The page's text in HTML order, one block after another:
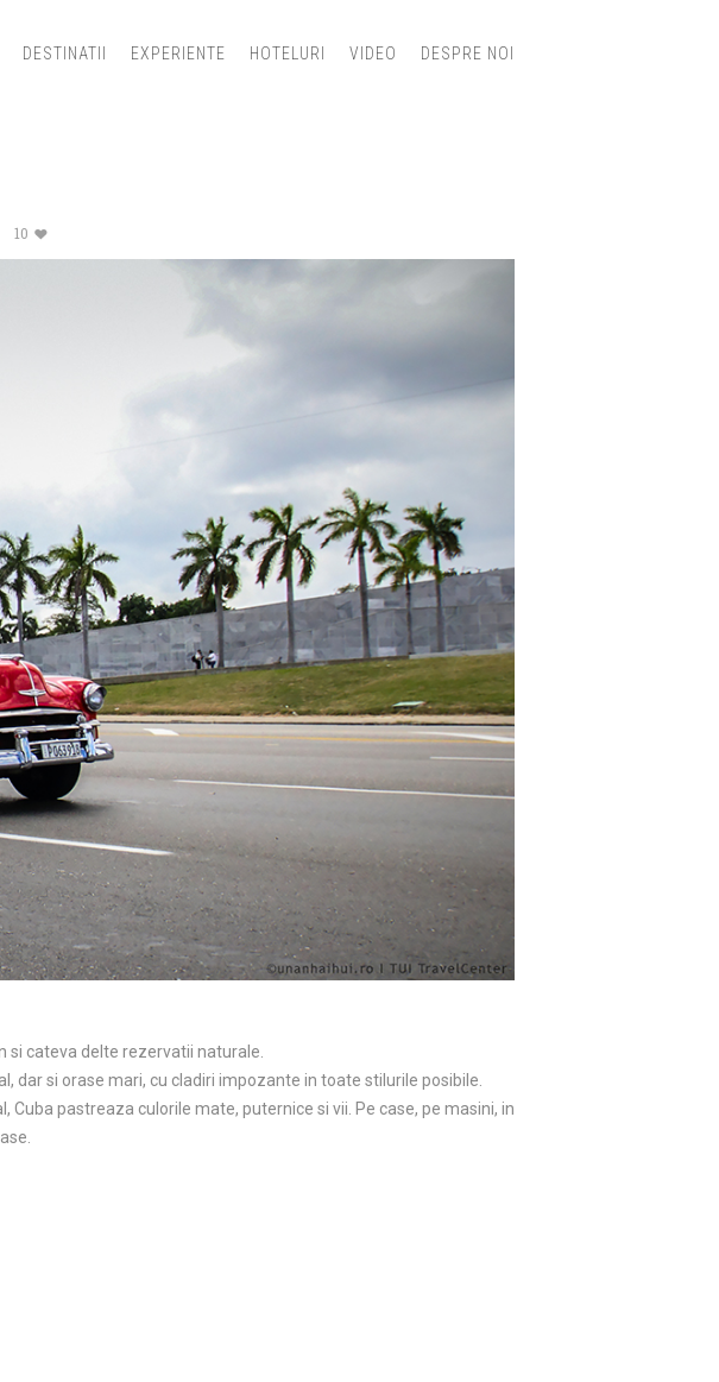
DESTINATII EXPERIENTE HOTELURI VIDEO DESPRE NOI
10
cateva delte rezervatii naturale.
dar si orase mari, cu cladiri impozante in toate stilurile posibile.
Cuba pastreaza culorile mate, puternice si vii. Pe case, pe masini, in